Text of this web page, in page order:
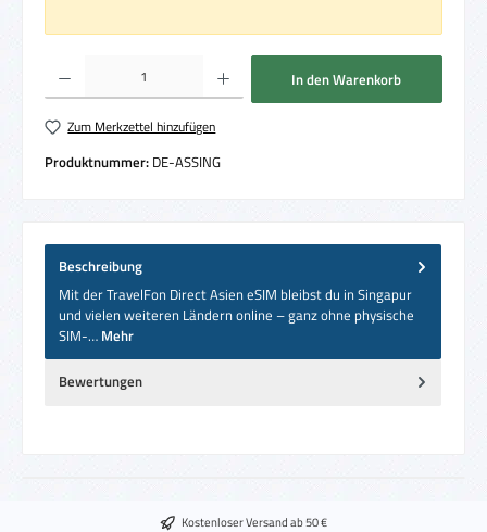
Produkt Anzahl: Gib den gewünschten Wert ein oder benutze die Schaltflächen um
In den Warenkorb
Zum Merkzettel hinzufügen
Produktnummer: DE-ASSING
Beschreibung
Mit der TravelFon Direct Asien eSIM bleibst du in Singapur
und vielen weiteren Ländern online – ganz ohne physische
SIM-… Mehr
Bewertungen
Kostenloser Versand ab 50 €